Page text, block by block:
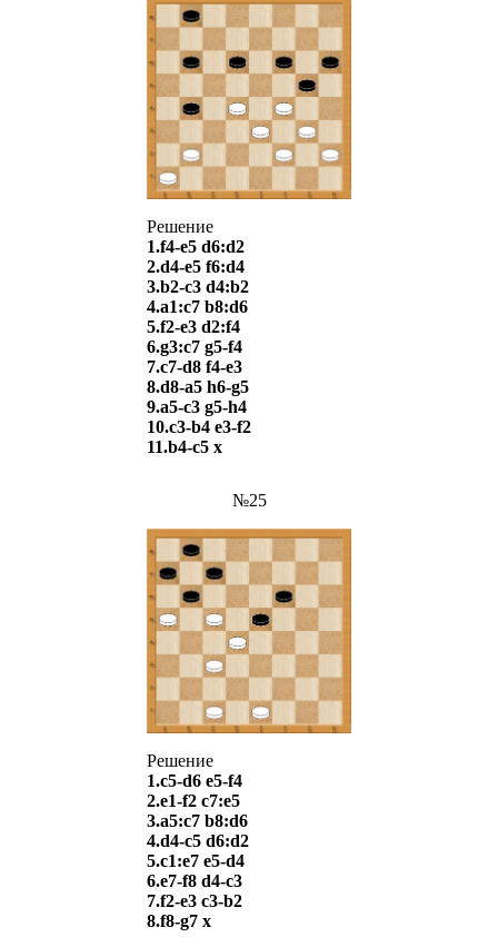
Решение
1.f4-e5 d6:d2
2.d4-e5 f6:d4
3.b2-c3 d4:b2
4.a1:c7 b8:d6
5.f2-e3 d2:f4
6.g3:c7 g5-f4
7.c7-d8 f4-e3
8.d8-a5 h6-g5
9.a5-c3 g5-h4
10.c3-b4 e3-f2
11.b4-c5 х
№25
Решение
1.c5-d6 e5-f4
2.e1-f2 c7:e5
3.a5:c7 b8:d6
4.d4-c5 d6:d2
5.c1:e7 e5-d4
6.e7-f8 d4-c3
7.f2-e3 c3-b2
8.f8-g7 х